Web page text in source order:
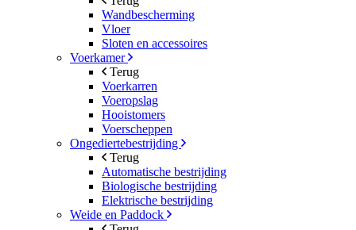
Wandbescherming
Vloer
Sloten en accessoires
Voerkamer
Terug
Voerkarren
Voeropslag
Hooistomers
Voerscheppen
Ongediertebestrijding
Terug
Automatische bestrijding
Biologische bestrijding
Elektrische bestrijding
Weide en Paddock